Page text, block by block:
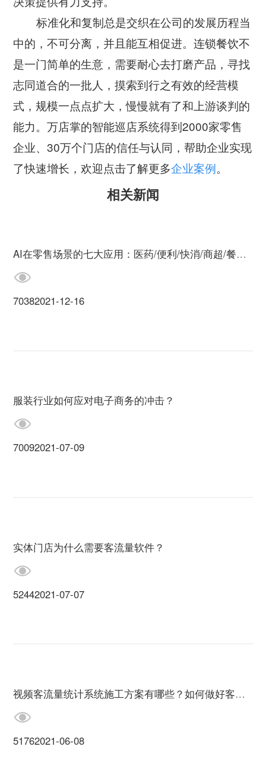
标准化和复制总是交织在公司的发展历程当
中的，不可分离，并且能互相促进。连锁餐饮不
是一门简单的生意，需要耐心去打磨产品，寻找
志同道合的一批人，摸索到行之有效的经营模
式，规模一点点扩大，慢慢就有了和上游谈判的
能力。万店掌的智能巡店系统得到2000家零售
企业、30万个门店的信任与认同，帮助企业实现
了快速增长，欢迎点击了解更多企业案例。
相关新闻
AI在零售场景的七大应用：医药/便利/快消/商超/餐饮/服装/珠宝全行业覆盖...
70382021-12-16
服装行业如何应对电子商务的冲击？
70092021-07-09
实体门店为什么需要客流量软件？
52442021-07-07
视频客流量统计系统施工方案有哪些？如何做好客流分析？
51762021-06-08